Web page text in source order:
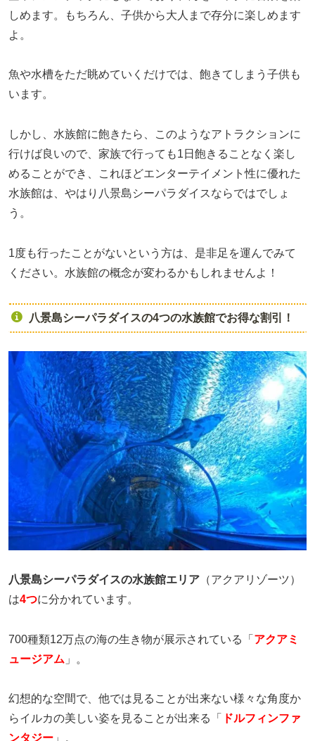
しめます。もちろん、子供から大人まで存分に楽しめます
よ。
魚や水槽をただ眺めていくだけでは、飽きてしまう子供も
います。
しかし、水族館に飽きたら、このようなアトラクションに
行けば良いので、家族で行っても1日飽きることなく楽し
めることができ、これほどエンターテイメント性に優れた
水族館は、やはり八景島シーパラダイスならではでしょ
う。
1度も行ったことがないという方は、是非足を運んでみて
ください。水族館の概念が変わるかもしれませんよ！
八景島シーパラダイスの4つの水族館でお得な割引！
八景島シーパラダイスの水族館エリア （アクアリゾーツ）
は4つに分かれています。
700種類12万点の海の生き物が展示されている「 アクアミ
ュージアム 」。
幻想的な空間で、他では見ることが出来ない様々な角度か
らイルカの美しい姿を見ることが出来る「
ドルフィンファ
ンタジー 」。